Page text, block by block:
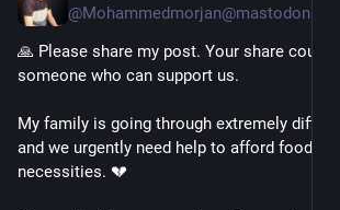
@Mohammedmorjan@mastodon.scot
🙏 Please share my post. Your share could
someone who can support us.
My family is going through extremely
and we urgently need help to afford food and
necessities. 💔